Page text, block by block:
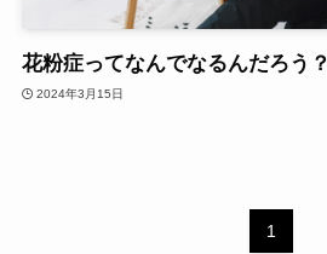
花粉症ってなんでなるんだろう？
2024年3月15日
1